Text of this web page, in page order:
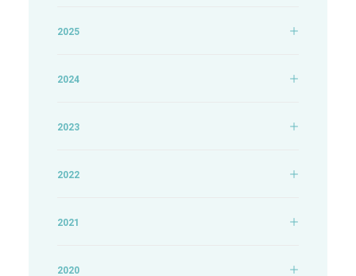
2025
2024
2023
2022
2021
2020